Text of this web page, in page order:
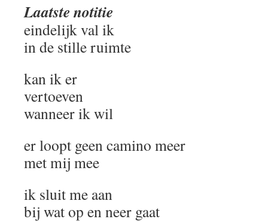
Laatste notitie
eindelijk val ik
in de stille ruimte
kan ik er
vertoeven
wanneer ik wil
er loopt geen camino meer
met mij mee
ik sluit me aan
bij wat op en neer gaat